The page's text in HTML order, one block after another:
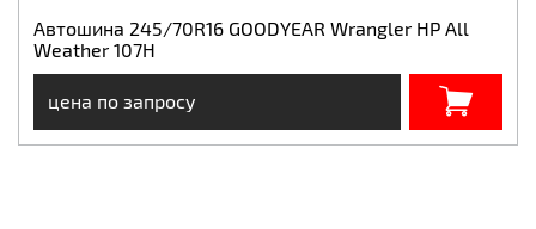
Автошина 245/70R16 GOODYEAR Wrangler HP All
Weather 107H
цена по запросу